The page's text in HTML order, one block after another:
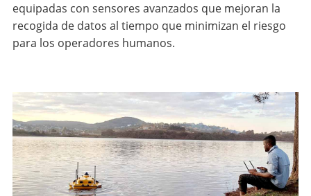
equipadas con sensores avanzados que mejoran la
recogida de datos al tiempo que minimizan el riesgo
para los operadores humanos.